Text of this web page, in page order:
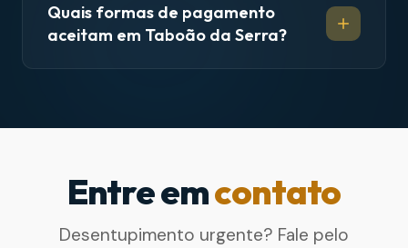
Quais formas de pagamento
aceitam em Taboão da Serra?
Entre emcontato
Desentupimento urgente? Fale pelo